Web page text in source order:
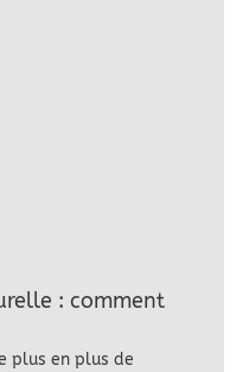
: comment
plus en plus de